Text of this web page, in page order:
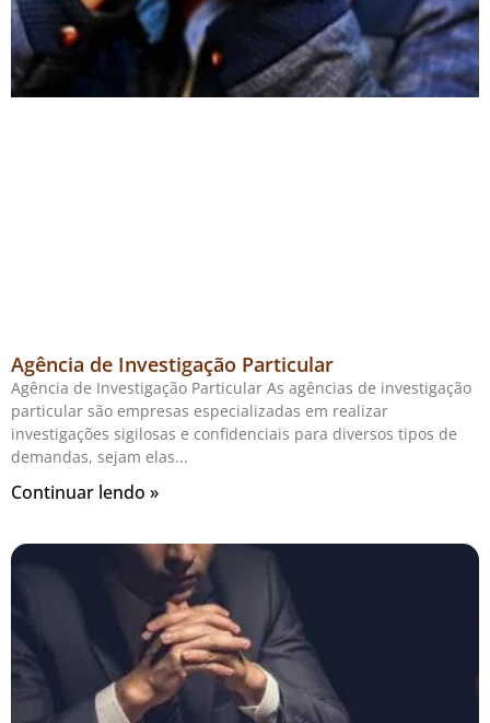
Agência de Investigação Particular
Agência de Investigação Particular As agências de investigação
particular são empresas especializadas em realizar
investigações sigilosas e confidenciais para diversos tipos de
demandas, sejam elas
Continuar lendo »